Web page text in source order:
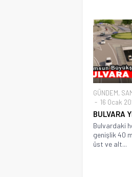
GÜNDEM,
16 Ocak
BULVARA
Bulvardaki
genişlik 40
üst ve alt...